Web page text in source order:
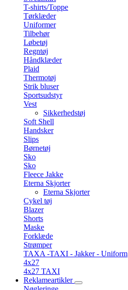
T-shirts/Toppe
Tørklæder
Uniformer
Tilbehør
Løbetøj
Regntøj
Håndklæder
Plaid
Thermotøj
Strik bluser
Sportsudstyr
Vest
Sikkerhedstøj
Soft Shell
Handsker
Slips
Børnetøj
Sko
Sko
Fleece Jakke
Eterna Skjorter
Eterna Skjorter
Cykel tøj
Blazer
Shorts
Maske
Forklæde
Strømper
TAXA -TAXI - Jakker - Uniform
4x27
4x27 TAXI
Reklameartikler